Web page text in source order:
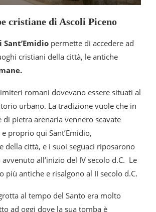
cristiane di Ascoli Piceno
permette di accedere ad
cristiani della città, le antiche
romani dovevano essere situati al
urbano. La tradizione vuole che in
di pietra arenaria vennero scavate
proprio qui Sant’Emidio,
della città, e i suoi seguaci riposarono
all’inizio del IV secolo d.C. Le
più antiche e risalgono al II secolo d.C.
al tempo del Santo era molto
ad oggi dove la sua tomba è